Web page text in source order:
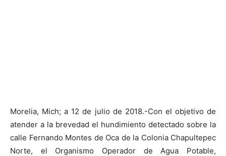
Morelia, Mich; a 12 de julio de 2018.-Con el objetivo de
atender a la brevedad el hundimiento detectado sobre la
calle Fernando Montes de Oca de la Colonia Chapultepec
Norte, el Organismo Operador de Agua Potable,